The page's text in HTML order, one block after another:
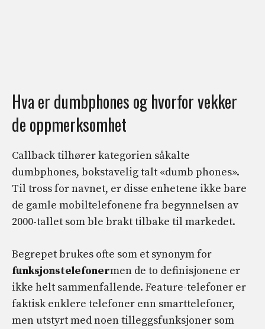
Hva er dumbphones og hvorfor vekker
de oppmerksomhet
Callback tilhører kategorien såkalte
dumbphones, bokstavelig talt «dumb phones».
Til tross for navnet, er disse enhetene ikke bare
de gamle mobiltelefonene fra begynnelsen av
2000-tallet som ble brakt tilbake til markedet.
Begrepet brukes ofte som et synonym for
funksjonstelefonermen de to definisjonene er
ikke helt sammenfallende. Feature-telefoner er
faktisk enklere telefoner enn smarttelefoner,
men utstyrt med noen tilleggsfunksjoner som